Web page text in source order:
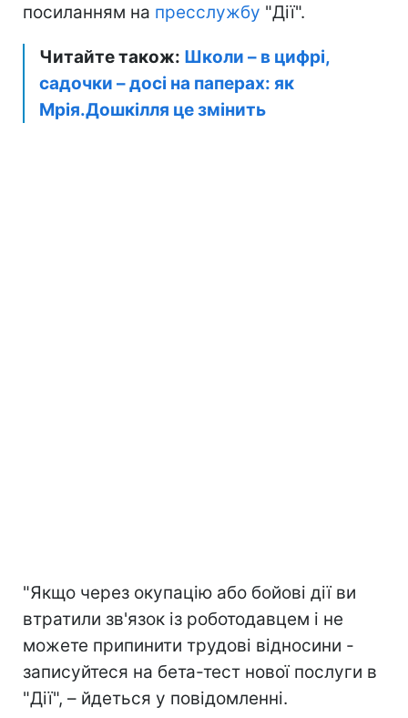
посиланням на пресслужбу "Дії".
Читайте також: Школи – в цифрі,
садочки – досі на паперах: як
Мрія.Дошкілля це змінить
"Якщо через окупацію або бойові дії ви
втратили зв'язок із роботодавцем і не
можете припинити трудові відносини -
записуйтеся на бета-тест нової послуги в
"Дії", – йдеться у повідомленні.